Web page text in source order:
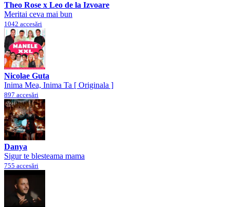
Theo Rose x Leo de la Izvoare
Meritai ceva mai bun
1042 accesări
Nicolae Guta
Inima Mea, Inima Ta [ Originala ]
897 accesări
Danya
Sigur te blesteama mama
755 accesări